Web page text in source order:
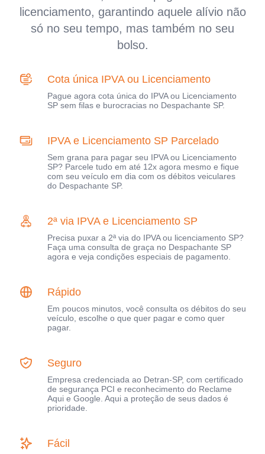
licenciamento, garantindo aquele alívio não
só no seu tempo, mas também no seu
bolso.
Cota única IPVA ou Licenciamento
Pague agora cota única do IPVA ou Licenciamento
SP sem filas e burocracias no Despachante SP.
IPVA e Licenciamento SP Parcelado
Sem grana para pagar seu IPVA ou Licenciamento
SP? Parcele tudo em até 12x agora mesmo e fique
com seu veículo em dia com os débitos veiculares
do Despachante SP.
2ª via IPVA e Licenciamento SP
Precisa puxar a 2ª via do IPVA ou licenciamento SP?
Faça uma consulta de graça no Despachante SP
agora e veja condições especiais de pagamento.
Rápido
Em poucos minutos, você consulta os débitos do seu
veículo, escolhe o que quer pagar e como quer
pagar.
Seguro
Empresa credenciada ao Detran-SP, com certificado
de segurança PCI e reconhecimento do Reclame
Aqui e Google. Aqui a proteção de seus dados é
prioridade.
Fácil